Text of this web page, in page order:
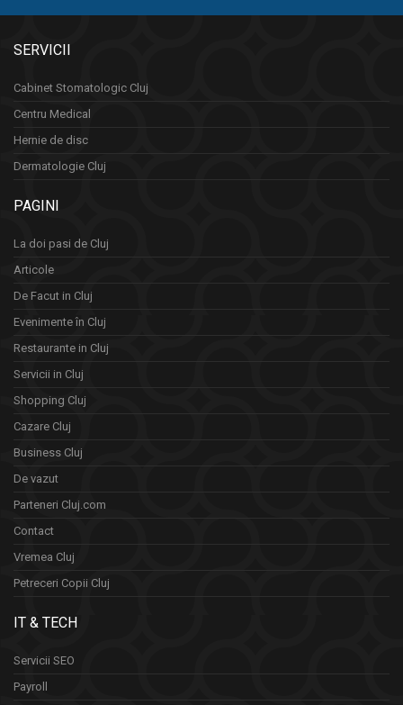
SERVICII
Cabinet Stomatologic Cluj
Centru Medical
Hernie de disc
Dermatologie Cluj
PAGINI
La doi pasi de Cluj
Articole
De Facut in Cluj
Evenimente în Cluj
Restaurante in Cluj
Servicii in Cluj
Shopping Cluj
Cazare Cluj
Business Cluj
De vazut
Parteneri Cluj.com
Contact
Vremea Cluj
Petreceri Copii Cluj
IT & TECH
Servicii SEO
Payroll